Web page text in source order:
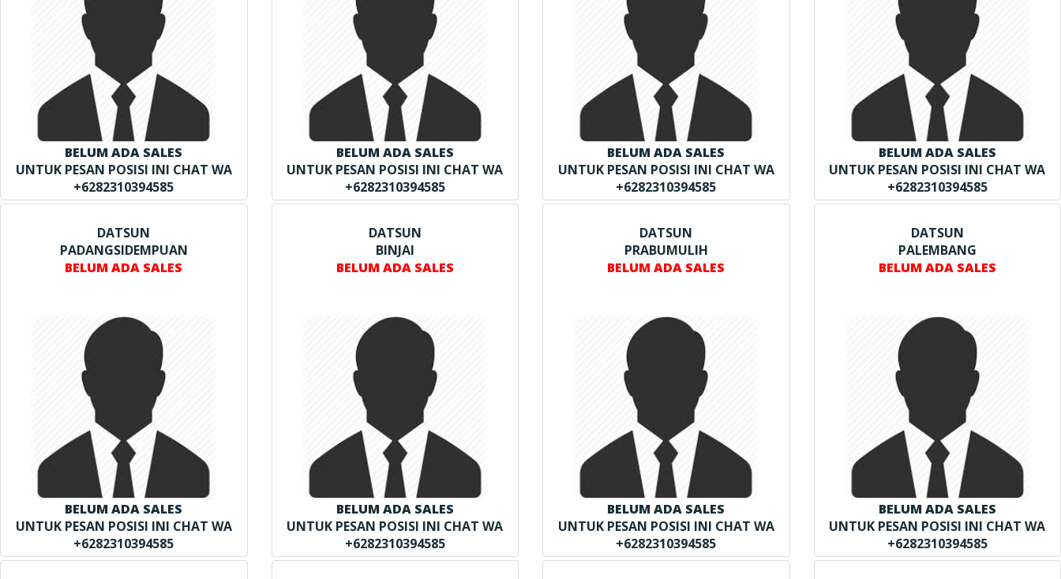
BELUM ADA SALES
UNTUK PESAN POSISI INI CHAT WA
+6282310394585
BELUM ADA SALES
UNTUK PESAN POSISI INI CHAT WA
+6282310394585
BELUM ADA SALES
UNTUK PESAN POSISI INI CHAT WA
+6282310394585
BELUM ADA SALES
UNTUK PESAN POSISI INI CHAT WA
+6282310394585
DATSUN
PADANGSIDEMPUAN
BELUM ADA SALES
BELUM ADA SALES
UNTUK PESAN POSISI INI CHAT WA
+6282310394585
DATSUN
BINJAI
BELUM ADA SALES
BELUM ADA SALES
UNTUK PESAN POSISI INI CHAT WA
+6282310394585
DATSUN
PRABUMULIH
BELUM ADA SALES
BELUM ADA SALES
UNTUK PESAN POSISI INI CHAT WA
+6282310394585
DATSUN
PALEMBANG
BELUM ADA SALES
BELUM ADA SALES
UNTUK PESAN POSISI INI CHAT WA
+6282310394585